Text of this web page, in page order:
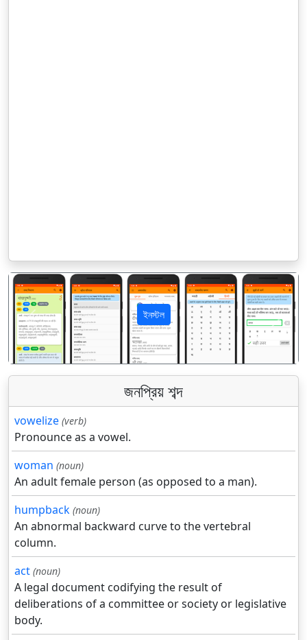
ইনস্টল
पिछला अगला
জনপ্রিয় শব্দ
vowelize (verb)
Pronounce as a vowel.
woman (noun)
An adult female person (as opposed to a man).
humpback (noun)
An abnormal backward curve to the vertebral
column.
act (noun)
A legal document codifying the result of
deliberations of a committee or society or legislative
body.